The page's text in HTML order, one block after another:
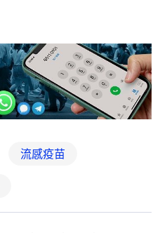
流感疫苗